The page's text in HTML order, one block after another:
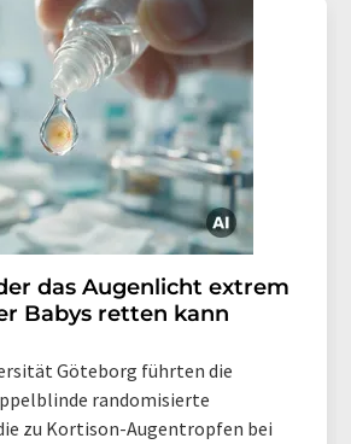
das Augenlicht extrem
Babys retten kann
Göteborg führten die
randomisierte
zu Kortison-Augentropfen bei